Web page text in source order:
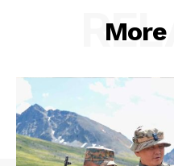
Company
About
Contact us
Subscription Plans